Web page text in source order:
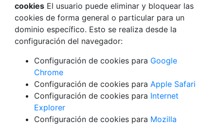
cookies El usuario puede eliminar y bloquear las
cookies de forma general o particular para un
dominio específico. Esto se realiza desde la
configuración del navegador:
Configuración de cookies para Google
Chrome
Configuración de cookies para Apple Safari
Configuración de cookies para Internet
Explorer
Configuración de cookies para Mozilla